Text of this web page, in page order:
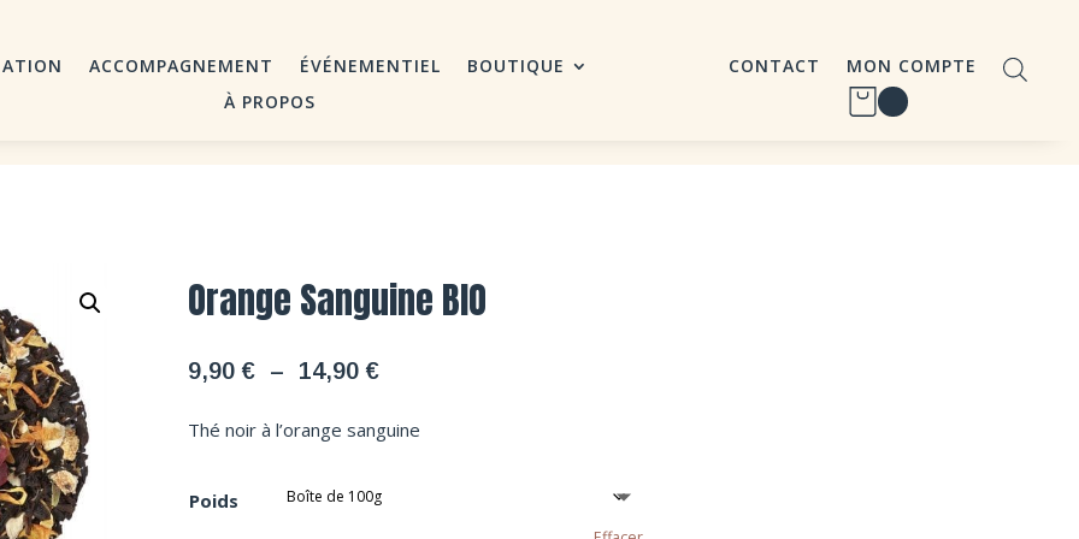
ACCOMPAGNEMENT ÉVÉNEMENTIEL
BOUTIQUE
À PROPOS
CONTACT MON COMPTE
Orange Sanguine BIO
9,90€ – 14,90€Plage
prix :
à
Thé noir à l’orange sanguine
Poids